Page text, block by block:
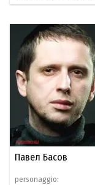
Павел Басов
personaggio: